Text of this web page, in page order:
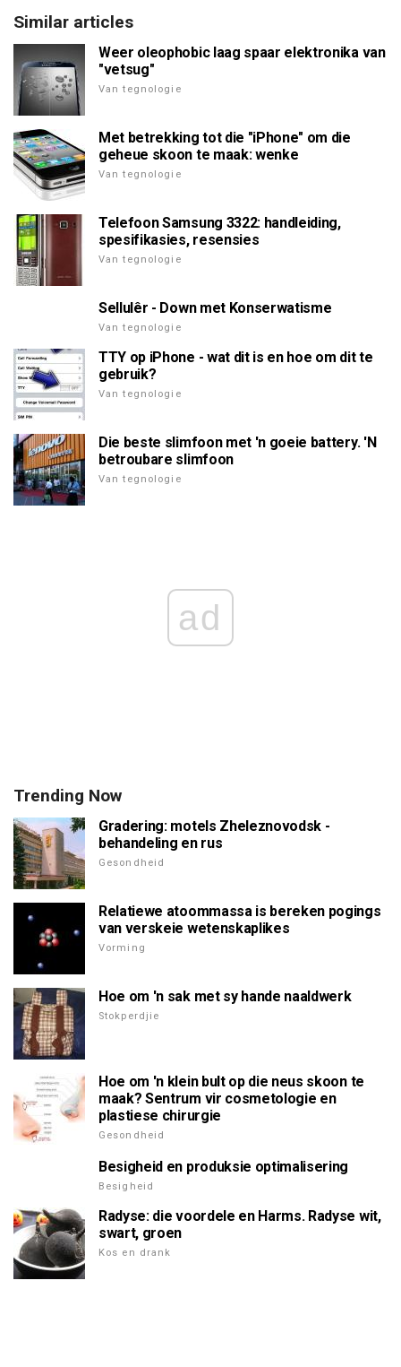
Similar articles
Weer oleophobic laag spaar elektronika van
"vetsug"
Van tegnologie
Met betrekking tot die "iPhone" om die
geheue skoon te maak: wenke
Van tegnologie
Telefoon Samsung 3322: handleiding,
spesifikasies, resensies
Van tegnologie
Sellulêr - Down met Konserwatisme
Van tegnologie
TTY op iPhone - wat dit is en hoe om dit te
gebruik?
Van tegnologie
Die beste slimfoon met 'n goeie battery. 'N
betroubare slimfoon
Van tegnologie
ad
Trending Now
Gradering: motels Zheleznovodsk -
behandeling en rus
Gesondheid
Relatiewe atoommassa is bereken pogings
van verskeie wetenskaplikes
Vorming
Hoe om 'n sak met sy hande naaldwerk
Stokperdjie
Hoe om 'n klein bult op die neus skoon te
maak? Sentrum vir cosmetologie en
plastiese chirurgie
Gesondheid
Besigheid en produksie optimalisering
Besigheid
Radyse: die voordele en Harms. Radyse wit,
swart, groen
Kos en drank